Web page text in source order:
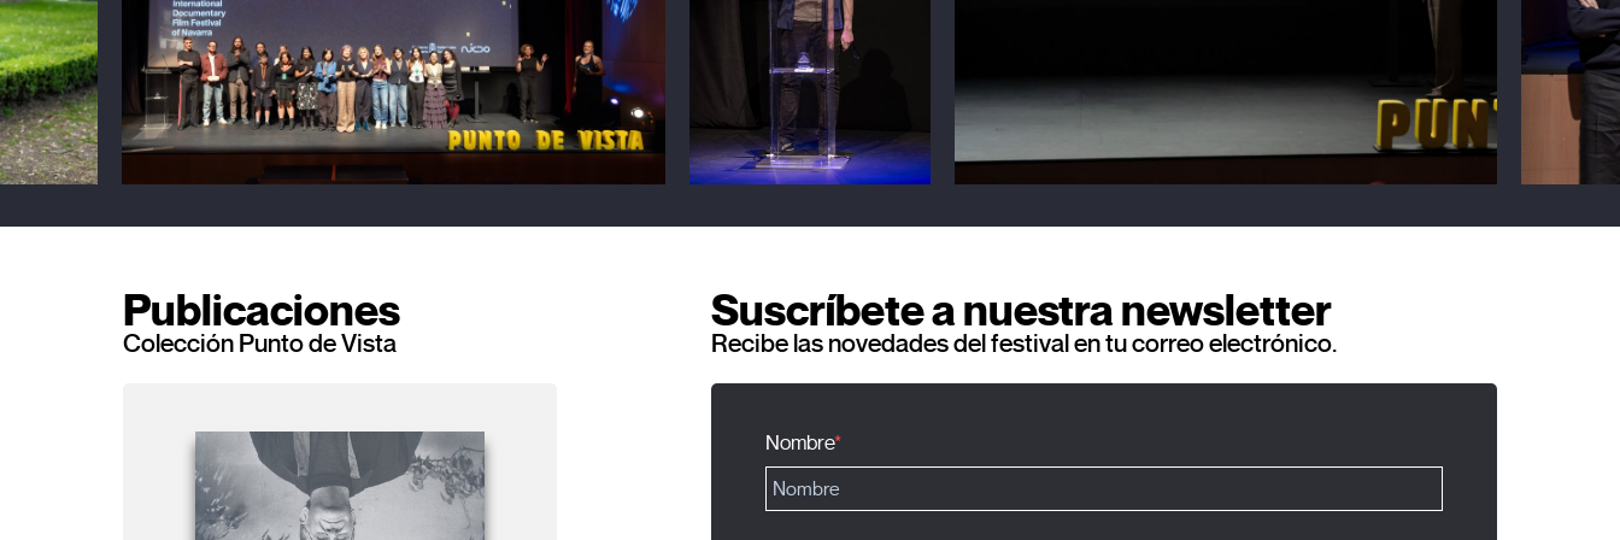
Publicaciones
Colección Punto de Vista
Suscríbete a nuestra newsletter
Recibe las novedades del festival en tu correo electrónico.
Nombre